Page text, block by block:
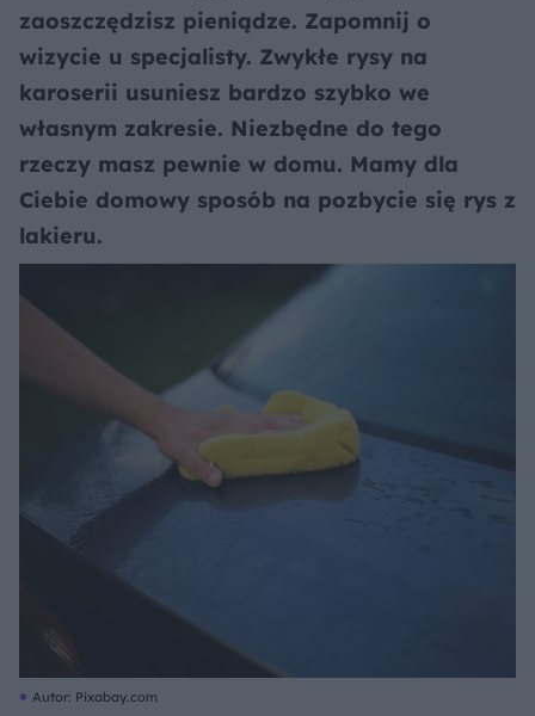
zaoszczędzisz pieniądze. Zapomnij o
wizycie u specjalisty. Zwykłe rysy na
karoserii usuniesz bardzo szybko we
własnym zakresie. Niezbędne do tego
rzeczy masz pewnie w domu. Mamy dla
Ciebie domowy sposób na pozbycie się rys z
lakieru.
Autor: Pixabay.com